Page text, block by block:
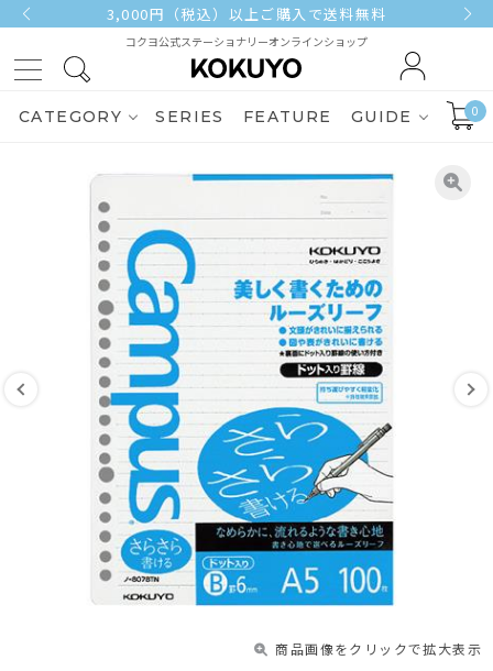
3,000円（税込）以上ご購入で送料無料
コクヨ公式ステーショナリーオンラインショップ
CATEGORY SERIES FEATURE GUIDE 0
商品画像をクリックで拡大表示